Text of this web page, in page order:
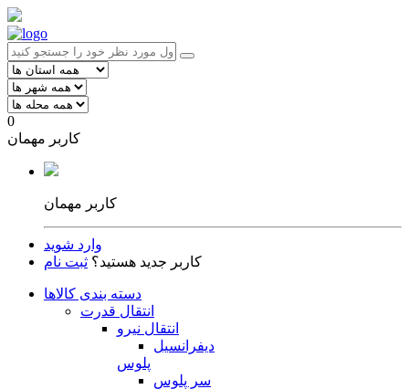
0
کاربر مهمان
کاربر مهمان
وارد شوید
کاربر جدید هستید؟ ثبت نام
دسته بندی کالاها
انتقال قدرت
انتقال نیرو
دیفرانسیل
پلوس
سر پلوس